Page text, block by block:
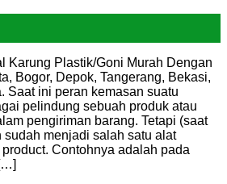
Karung Plastik/Goni Murah Dengan
Bogor, Depok, Tangerang, Bekasi,
Saat ini peran kemasan suatu
pelindung sebuah produk atau
pengiriman barang. Tetapi (saat
menjadi salah satu alat
Contohnya adalah pada